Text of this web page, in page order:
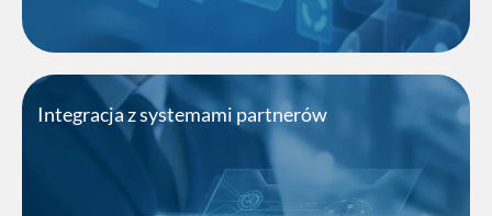
Integracja z systemami partnerów
Ułatwiamy płynną integrację z systemami
partnerów biznesowych i kontrahentów,
zapewniając efektywność i bezproblemową
współpracę.